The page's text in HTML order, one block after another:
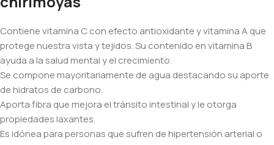
Contiene vitamina C con efecto antioxidante y vitamina A que
protege nuestra vista y tejidos. Su contenido en vitamina B
ayuda a la salud mental y el crecimiento.
Se compone mayoritariamente de agua destacando su aporte
de hidratos de carbono.
Aporta fibra que mejora el tránsito intestinal y le otorga
propiedades laxantes.
Es idónea para personas que sufren de hipertensión arterial o